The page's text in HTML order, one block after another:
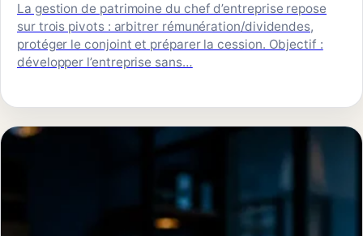
La gestion de patrimoine du chef d’entreprise repose
sur trois pivots : arbitrer rémunération/dividendes,
protéger le conjoint et préparer la cession. Objectif :
développer l’entreprise sans…